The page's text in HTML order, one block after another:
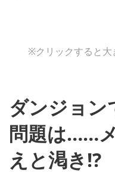
※クリックすると大
ダンジョン
問題は……
えと渇き!?